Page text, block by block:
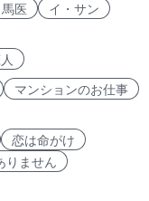
馬医
イ・サン
マンションのお仕事
恋は命がけ
りません